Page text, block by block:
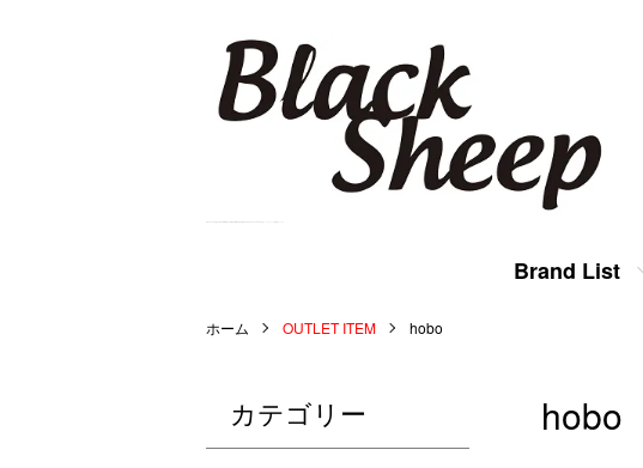
Brand List
ホーム OUTLET ITEM hobo
hobo
カテゴリー